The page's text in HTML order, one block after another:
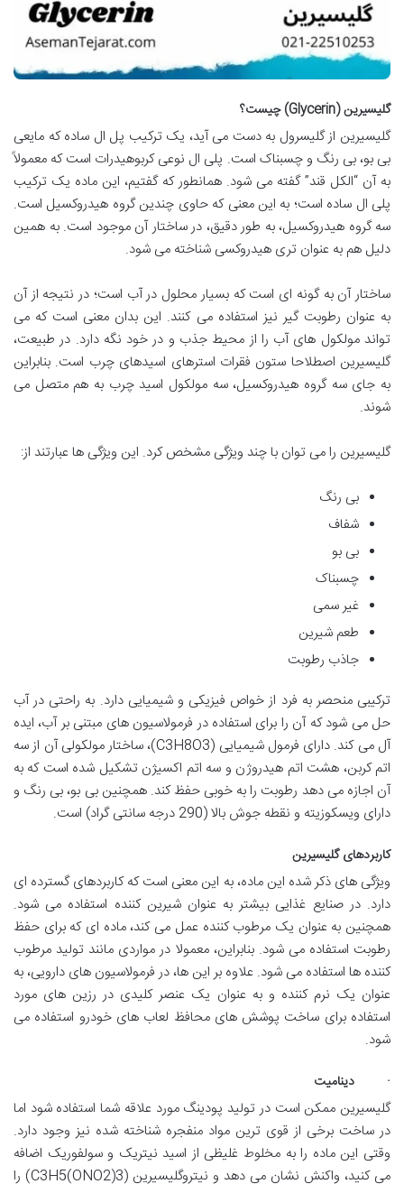
گلیسیرین (Glycerin) چیست؟
گلیسیرین از گلیسرول به دست می آید، یک ترکیب پل ال ساده که مایعی
بی بو، بی رنگ و چسبناک است. پلی ال نوعی کربوهیدرات است که معمولاً
به آن “الکل قند” گفته می شود. همانطور که گفتیم، این ماده یک ترکیب
پلی ال ساده است؛ به این معنی که حاوی چندین گروه هیدروکسیل است.
سه گروه هیدروکسیل، به طور دقیق، در ساختار آن موجود است. به همین
دلیل هم به عنوان تری هیدروکسی شناخته می شود.
ساختار آن به گونه ای است که بسیار محلول در آب است؛ در نتیجه از آن
به عنوان رطوبت گیر نیز استفاده می کنند. این بدان معنی است که می
تواند مولکول های آب را از محیط جذب و در خود نگه دارد. در طبیعت،
گلیسیرین اصطلاحا ستون فقرات استرهای اسیدهای چرب است. بنابراین
به جای سه گروه هیدروکسیل، سه مولکول اسید چرب به هم متصل می
شوند.
گلیسیرین را می توان با چند ویژگی مشخص کرد. این ویژگی ها عبارتند از:
بی رنگ
شفاف
بی بو
چسبناک
غیر سمی
طعم شیرین
جاذب رطوبت
ترکیبی منحصر به فرد از خواص فیزیکی و شیمیایی دارد. به راحتی در آب
حل می شود که آن را برای استفاده در فرمولاسیون های مبتنی بر آب، ایده
آل می کند. دارای فرمول شیمیایی (C3H8O3)، ساختار مولکولی آن از سه
اتم کربن، هشت اتم هیدروژن و سه اتم اکسیژن تشکیل شده است که به
آن اجازه می دهد رطوبت را به خوبی حفظ کند. همچنین بی بو، بی رنگ و
دارای ویسکوزیته و نقطه جوش بالا (290 درجه سانتی گراد) است.
کاربردهای گلیسیرین
ویژگی های ذکر شده این ماده، به این معنی است که کاربردهای گسترده ای
دارد. در صنایع غذایی بیشتر به عنوان شیرین کننده استفاده می شود.
همچنین به عنوان یک مرطوب کننده عمل می کند، ماده ای که برای حفظ
رطوبت استفاده می شود. بنابراین، معمولا در مواردی مانند تولید مرطوب
کننده ها استفاده می شود. علاوه بر این ها، در فرمولاسیون های دارویی، به
عنوان یک نرم کننده و به عنوان یک عنصر کلیدی در رزین های مورد
استفاده برای ساخت پوشش های محافظ لعاب های خودرو استفاده می
شود.
· دینامیت
گلیسیرین ممکن است در تولید پودینگ مورد علاقه شما استفاده شود اما
در ساخت برخی از قوی ترین مواد منفجره شناخته شده نیز وجود دارد.
وقتی این ماده را به مخلوط غلیظی از اسید نیتریک و سولفوریک اضافه
می کنید، واکنش نشان می دهد و نیتروگلیسیرین (C3H5(ONO2)3) را